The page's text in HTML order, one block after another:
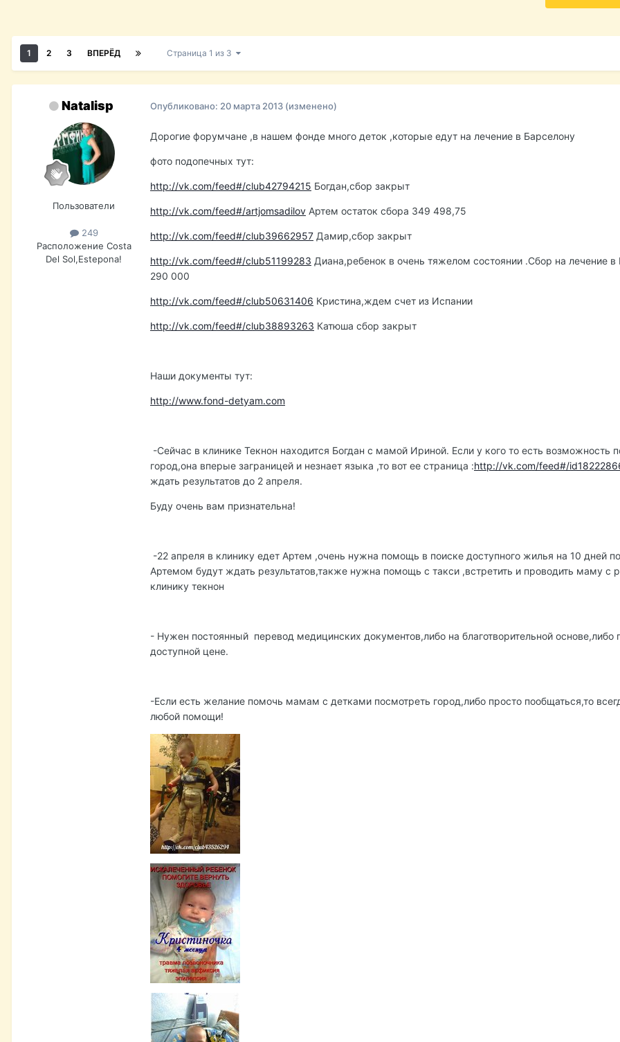
1 2 3 ВПЕРЁД Страница 1 из 3
Natalisp
Пользователи
249
Расположение Costa
Del Sol,Estepona!
Опубликовано: 20 марта 2013 (изменено)
Дорогие форумчане ,в нашем фонде много деток ,которые едут на лечение в Барселону
фото подопечных тут:
http://vk.com/feed#/club42794215 Богдан,сбор закрыт
http://vk.com/feed#/artjomsadilov Артем остаток сбора 349 498,75
http://vk.com/feed#/club39662957 Дамир,сбор закрыт
http://vk.com/feed#/club51199283 Диана,ребенок в очень тяжелом состоянии .Сбор на лечение в
290 000
http://vk.com/feed#/club50631406 Кристина,ждем счет из Испании
http://vk.com/feed#/club38893263 Катюша сбор закрыт
Наши документы тут:
http://www.fond-detyam.com
-Сейчас в клинике Текнон находится Богдан с мамой Ириной. Если у кого то есть возможность
город,она вперые заграницей и незнает языка ,то вот ее страница :http://vk.com/feed#/
ждать результатов до 2 апреля.
Буду очень вам признательна!
-22 апреля в клинику едет Артем ,очень нужна помощь в поиске доступного жилья на 10 дней
Артемом будут ждать результатов,также нужна помощь с такси ,встретить и проводить маму с
клинику текнон
- Нужен постоянный перевод медицинских документов,либо на благотворительной основе,либо
доступной цене.
-Если есть желание помочь мамам с детками посмотреть город,либо просто пообщаться,то
любой помощи!